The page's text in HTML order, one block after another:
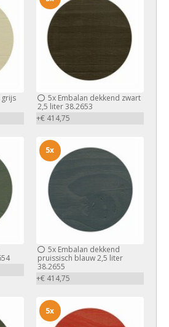
grijs
5xEmbalan dekkend zwart
2,5 liter 38.2653
+€ 414,75
5xEmbalan dekkend
pruissisch blauw 2,5 liter
38.2655
+€ 414,75
5x
5x